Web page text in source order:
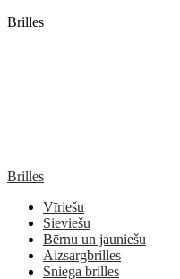
Brilles
Brilles
Vīriešu
Sieviešu
Bērnu un jauniešu
Aizsargbrilles
Sniega brilles